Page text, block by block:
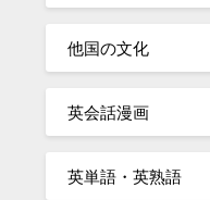
他国の文化
英会話漫画
英単語・英熟語